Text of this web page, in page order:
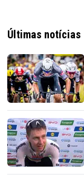
Últimas notícias